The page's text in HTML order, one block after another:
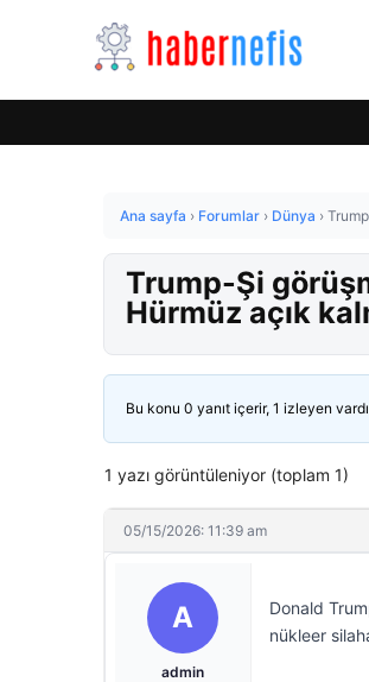
Ana sayfa › Forumlar › Dünya ›
Trump-Şi
Hürmüz açık
Bu konu 0 yanıt içerir, 1 izleyen
1 yazı görüntüleniyor (toplam 1)
05/15/2026: 11:39 am
A
admin
Donald
nükleer